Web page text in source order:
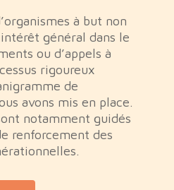
à but non
général dans le
ou d’appels à
rigoureux
de
avons mis en place.
notamment guidés
renforcement des